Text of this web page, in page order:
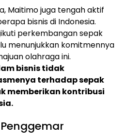
Maitimo juga tengah aktif
bisnis di Indonesia.
perkembangan sepak
menunjukkan komitmennya
olahraga ini.
bisnis tidak
terhadap sepak
memberikan kontribusi